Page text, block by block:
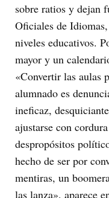
sobre ratios y dejan
Oficiales de
niveles educativos.
mayor y un
«Convertir las aulas
alumnado es
ineficaz,
ajustarse con
despropósitos
hecho de ser por
mentiras, un
las lanza», aparece